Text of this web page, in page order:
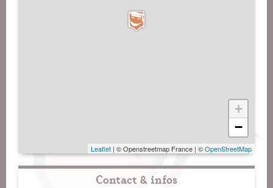
+
−
Leaflet | © Openstreetmap France | ©OpenStreetMap
Contact & infos